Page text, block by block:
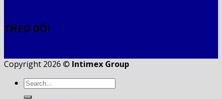
THEO DÕI
Copyright 2026 © Intimex Group